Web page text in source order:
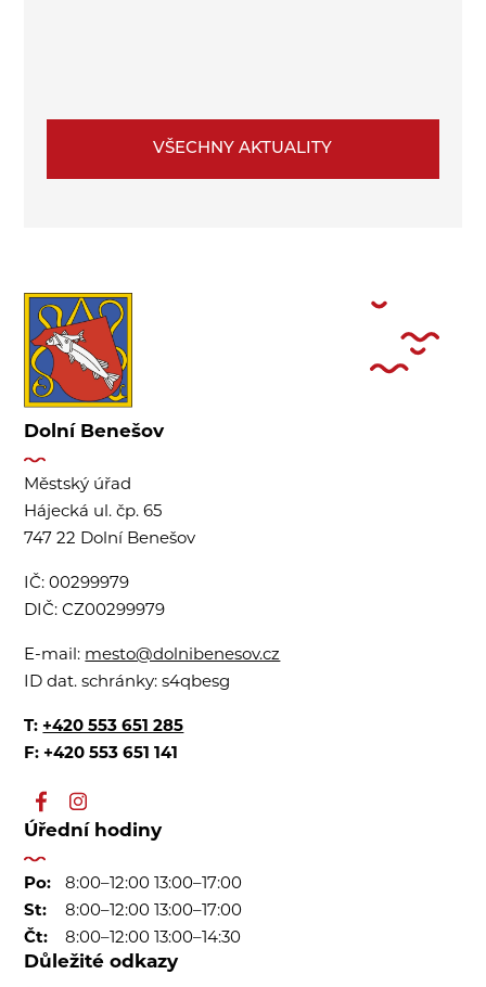
VŠECHNY AKTUALITY
Dolní Benešov
Městský úřad
Hájecká ul. čp. 65
747 22 Dolní Benešov
IČ:00299979
DIČ:CZ00299979
E-mail: mesto@dolnibenesov.cz
ID dat. schránky:s4qbesg
T: +420 553 651 285
F: +420 553 651 141
Úřední hodiny
Po:
8:00–12:00 13:00–17:00
St:
8:00–12:00 13:00–17:00
Čt:
8:00–12:00 13:00–14:30
Důležité odkazy